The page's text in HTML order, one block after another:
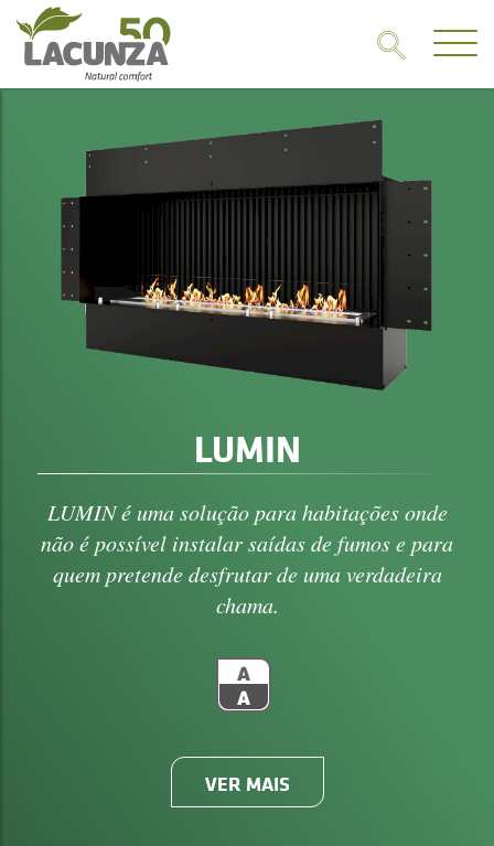
LUMIN
LUMIN é uma solução para habitações onde
não é possível instalar saídas de fumos e para
quem pretende desfrutar de uma verdadeira
chama.
VER MAIS